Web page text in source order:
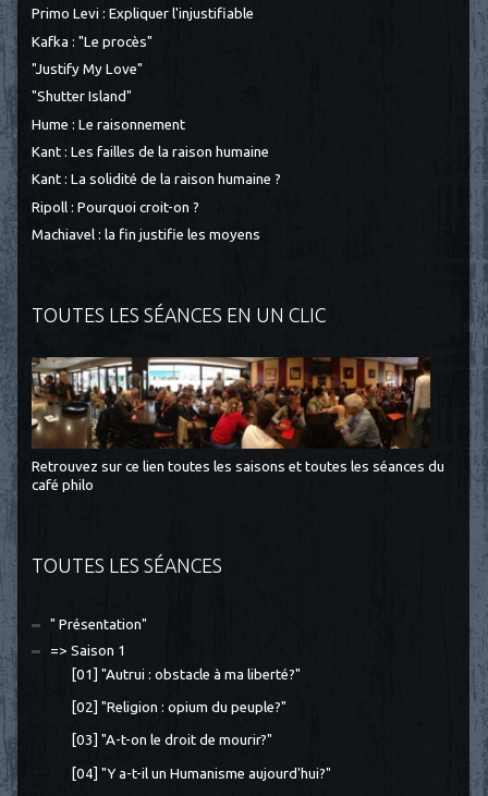
Primo Levi : Expliquer l'injustifiable
Kafka : "Le procès"
"Justify My Love"
"Shutter Island"
Hume : Le raisonnement
Kant : Les failles de la raison humaine
Kant : La solidité de la raison humaine ?
Ripoll : Pourquoi croit-on ?
Machiavel : la fin justifie les moyens
TOUTES LES SÉANCES EN UN CLIC
Retrouvez sur ce lien toutes les saisons et toutes les séances du
café philo
TOUTES LES SÉANCES
" Présentation"
=> Saison 1
[01] "Autrui : obstacle à ma liberté?"
[02] "Religion : opium du peuple?"
[03] "A-t-on le droit de mourir?"
[04] "Y a-t-il un Humanisme aujourd'hui?"